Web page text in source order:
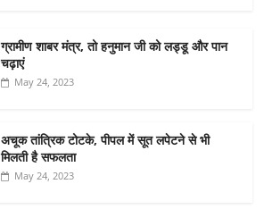
ग्रामीण शाबर मंत्र, तो हनुमान जी को लड्डू और पान
चढ़ाएं
May 24, 2023
अचूक तांत्रिक टोटके, पीपल में सूत लपेटने से भी
मिलती है सफलता
May 24, 2023